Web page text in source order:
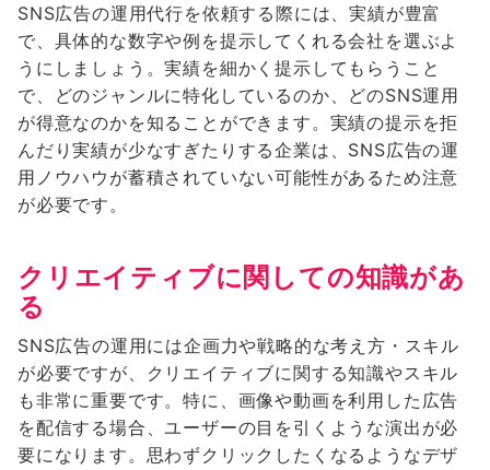
SNS広告の運用代行を依頼する際には、実績が豊富
で、具体的な数字や例を提示してくれる会社を選ぶよ
うにしましょう。実績を細かく提示してもらうこと
で、どのジャンルに特化しているのか、どのSNS運用
が得意なのかを知ることができます。実績の提示を拒
んだり実績が少なすぎたりする企業は、SNS広告の運
用ノウハウが蓄積されていない可能性があるため注意
が必要です。
クリエイティブに関しての知識があ
る
SNS広告の運用には企画力や戦略的な考え方・スキル
が必要ですが、クリエイティブに関する知識やスキル
も非常に重要です。特に、画像や動画を利用した広告
を配信する場合、ユーザーの目を引くような演出が必
要になります。思わずクリックしたくなるようなデザ